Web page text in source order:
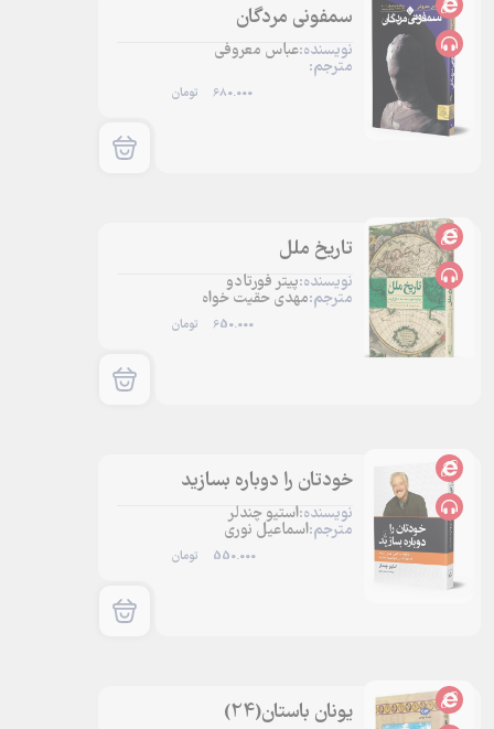
سمفونی مردگان
نویسنده:عباس معروفی
مترجم:
680.000 تومان
تاریخ ملل
نویسنده:پیتر فورتادو
مترجم:مهدی حقیت خواه
650.000 تومان
خودتان را دوباره بسازید
نویسنده:استیو چندلر
مترجم:اسماعیل نوری
550.000 تومان
یونان باستان(24)